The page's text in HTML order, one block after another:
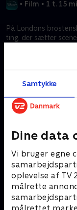
Samtykke
Dine data
Vi bruger egne
oplevelse af TV
målrette
• Film • 1 t. 15
På Londons
ting, der sætter